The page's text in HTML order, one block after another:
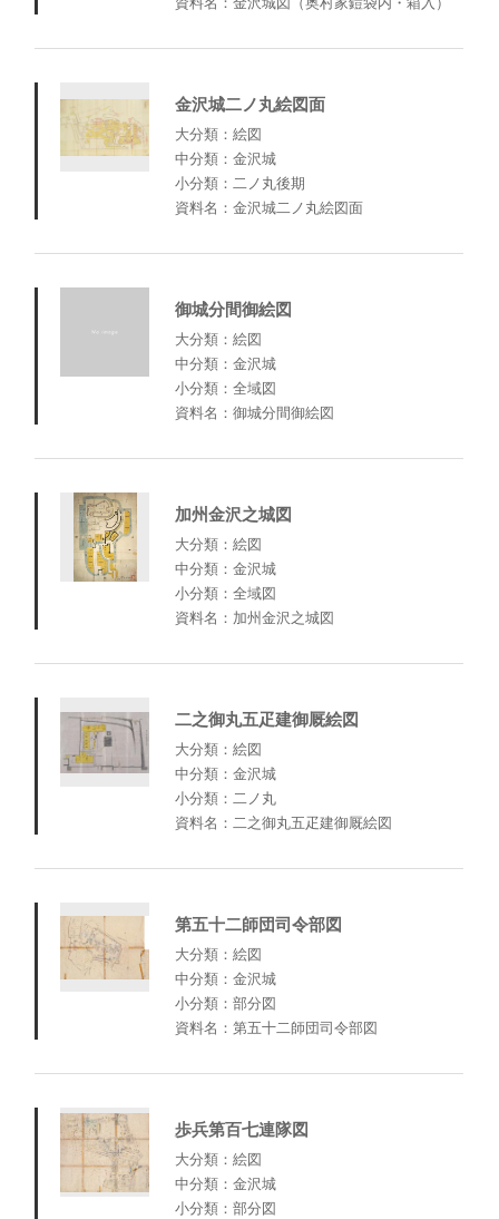
金沢城二ノ丸絵図面
大分類：絵図
中分類：金沢城
小分類：二ノ丸後期
資料名：金沢城二ノ丸絵図面
御城分間御絵図
大分類：絵図
中分類：金沢城
小分類：全域図
資料名：御城分間御絵図
加州金沢之城図
大分類：絵図
中分類：金沢城
小分類：全域図
資料名：加州金沢之城図
二之御丸五疋建御厩絵図
大分類：絵図
中分類：金沢城
小分類：二ノ丸
資料名：二之御丸五疋建御厩絵図
第五十二師団司令部図
大分類：絵図
中分類：金沢城
小分類：部分図
資料名：第五十二師団司令部図
歩兵第百七連隊図
大分類：絵図
中分類：金沢城
小分類：部分図